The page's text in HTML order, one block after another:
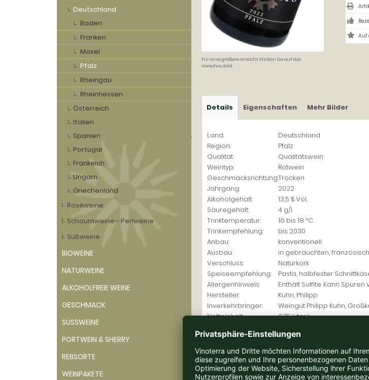
Für eine größere Ansicht klicken Sie auf das
Vorschaubild
Details Eigenschaften Mehr Bilder
Land:
Deutschland
Region:
Pfalz
Qualität:
Qualitätswein
Weintyp:
Rotwein
Geschmacksrichtung:Trocken
Jahrgang:
2022
Alkoholgehalt:
13,5 % Vol.
Säuregehalt:
4 g/l
Trinktemperatur:
16 bis 18 ºC
Trinkempfehlung:
bis 2030
Anbau:
konventionell
Ausbau:
in gebrauchten,
Verschluss:
Naturkork
Speiseempfehlung:
Pasta, halbfester
Allergenhinweis:
Enthält Sulfite. Kann
Hersteller:
Kuhn, Philipp
Inverkehrbringer:
Weingut Philipp Kuhn,
Nettoinhalt:
0,75 Liter L
Verkostungsnotiz
Funkelndes, kräftiges Rubinrot, in der Nase
rauchig-würzigen Noten, Anklänge von
und feinkörniges Tannin, ein eleganter, noch
Deutschland
Baden
Franken
Mosel
Pfalz
Rheingau
Rheinhessen
Österreich
Italien
Spanien
Portugal
Frankeich
Ungarn
Griechenland
Roséweine
Schaumweine - Perlweine
Süßweine
BIOWEINE
NATURWEINE
ALKOHOLFREIE WEINE
GESCHMACK
SÜSSWEINE
PORTWEIN & SHERRY
REBSORTE
WEINPAKETE